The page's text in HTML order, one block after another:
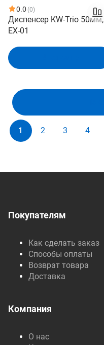
0.0 (0)
Диспенсер KW-Trio 50мм,
EX-01
1 2 3 4
Покупателям
Как сделать заказ
Способы оплаты
Возврат товара
Доставка
Компания
О нас